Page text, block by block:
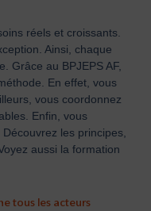
réels et croissants.
Ainsi, chaque
Grâce au BPJEPS AF,
En effet, vous
vous coordonnez
Enfin, vous
les principes,
aussi la formation
tous les acteurs